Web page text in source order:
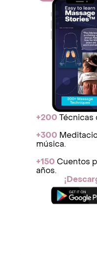
+200
+300
música.
+150 Cuentos
años.